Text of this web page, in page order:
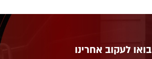
בואו לעקוב אחרינו